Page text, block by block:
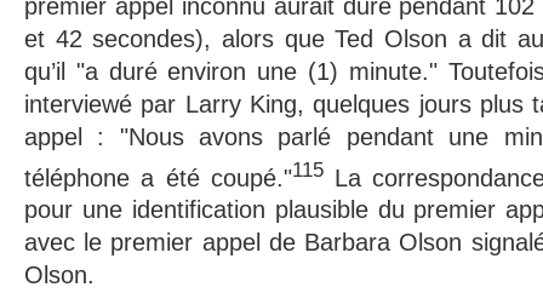
premier appel inconnu aurait duré pendant
et 42 secondes), alors que Ted Olson a dit
qu’il "a duré environ une (1) minute."
interviewé par Larry King, quelques jours plus
appel : "Nous avons parlé pendant une
téléphone a été coupé."115 La
pour une identification plausible du premier
avec le premier appel de Barbara Olson
Olson.